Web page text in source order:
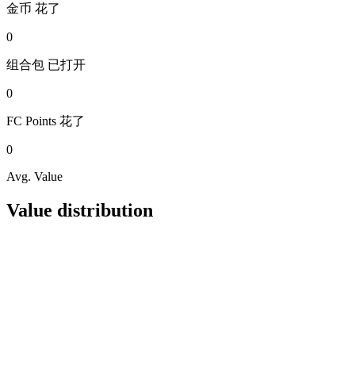
金币 花了
0
组合包 已打开
0
FC Points 花了
0
Avg. Value
Value distribution